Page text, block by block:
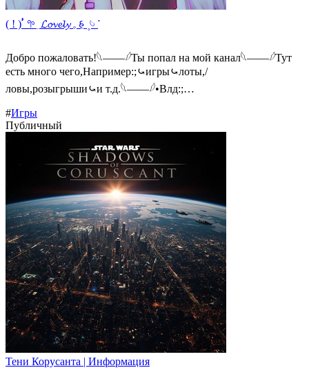
( ! ) ࣳ‌ 𖧧 ִ 𝓛𝓸𝓿𝓮𝓵𝔂 𓈒 𑂯 ۪ 𓄼 𞥊
Добро пожаловать!𓆩——𓆪Ты попал на мой канал𓆩——𓆪Тут
есть много чего,Например:;⤿игры⤿лоты,/
ловы,розыгрыши⤿и т.д.𓆩——𓆪•Влд:;…
#Игры
Публичный
Тени Корусанта | Информация